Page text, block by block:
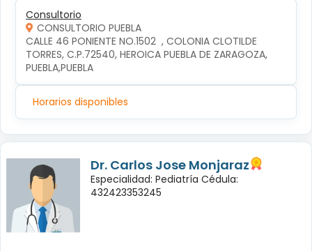
Consultorio
CONSULTORIO PUEBLA
CALLE 46 PONIENTE NO.1502  , COLONIA CLOTILDE
TORRES, C.P.72540, HEROICA PUEBLA DE ZARAGOZA,
PUEBLA,PUEBLA
Horarios disponibles
Dr. Carlos Jose Monjaraz
Especialidad: Pediatría Cédula:
432423353245